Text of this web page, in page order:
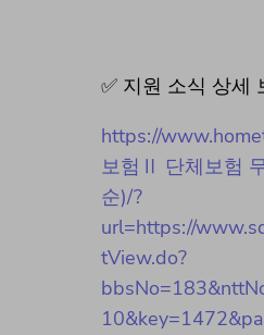
✅ 지원 소식 상세
https://
보험Ⅱ 단체보험
순)/?
url=https://
tView.do?